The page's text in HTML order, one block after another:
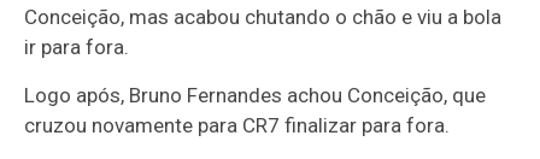
Conceição, mas acabou chutando o chão e viu a bola
ir para fora.
Logo após, Bruno Fernandes achou Conceição, que
cruzou novamente para CR7 finalizar para fora.